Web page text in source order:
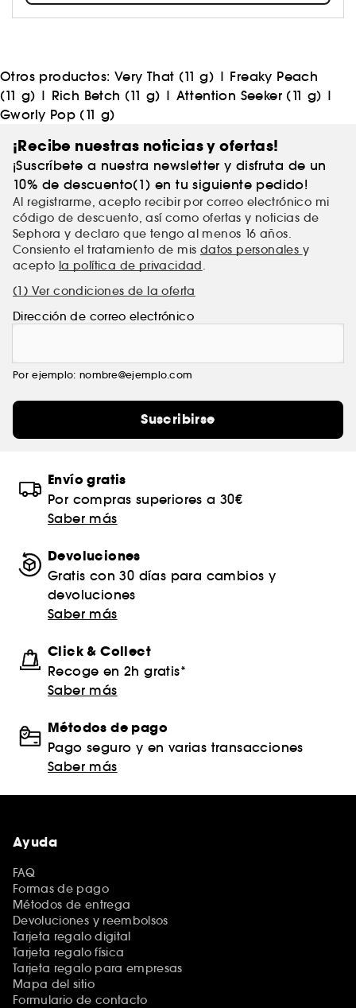
Únete a nuestro movimiento y exprésate de forma
libre, atrevida e inclusiva.
Otros productos: Very That (11 g) | Freaky Peach
(11 g) | Rich Betch (11 g) | Attention Seeker (11 g) |
Gworly Pop (11 g)
¡Recibe nuestras noticias y ofertas!
¡Suscríbete a nuestra newsletter y disfruta de un
10% de descuento(1) en tu siguiente pedido!
Al registrarme, acepto recibir por correo electrónico mi
código de descuento, así como ofertas y noticias de
Sephora y declaro que tengo al menos 16 años.
Consiento el tratamiento de mis datos personales y
acepto la política de privacidad
(1) Ver condiciones de la oferta
Dirección de correo electrónico
Por ejemplo: nombre@ejemplo.com
Suscribirse
Envío gratis
Por compras superiores a 30€
Saber más
Devoluciones
Gratis con 30 días para cambios y
devoluciones
Saber más
Click & Collect
Recoge en 2h gratis*
Saber más
Métodos de pago
Pago seguro y en varias transacciones
Saber más
Ayuda
FAQ
Formas de pago
Métodos de entrega
Devoluciones y reembolsos
Tarjeta regalo digital
Tarjeta regalo física
Tarjeta regalo para empresas
Mapa del sitio
Formulario de contacto